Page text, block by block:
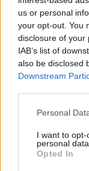
us or personal
your opt-out. You
disclosure of your
IAB’s list of
also be disclosed
Downstream
Personal
I want to
personal data.
Opted In
Η εταιρία
Ανταγωνιστικό
Δυνατότητα
Ευχάριστο
Διαμονή
Είμαστε
τα στοιχεία
Σεβόμαστε το
Προστασίας